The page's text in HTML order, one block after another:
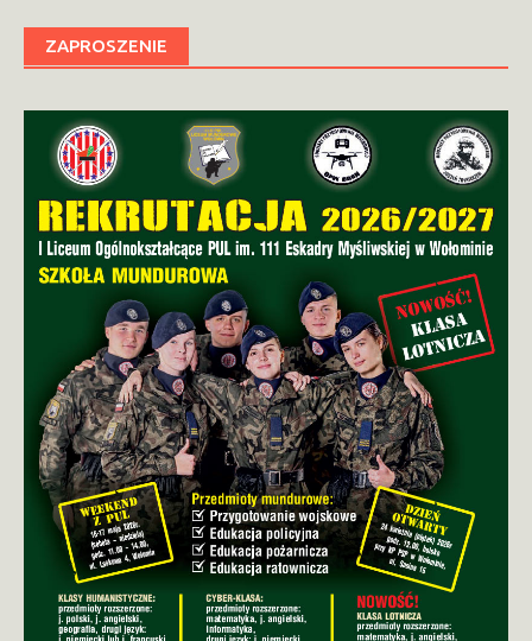
ZAPROSZENIE